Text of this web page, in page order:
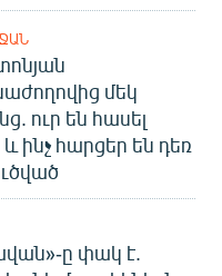
մեկ
ուր են հասել
ինչ հարցեր են դեռ
ը փակ է.